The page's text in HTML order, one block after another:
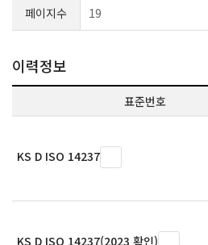
페이지수 19
이력정보
표준번호
KS D ISO 14237
KS D ISO 14237(2023 확인)